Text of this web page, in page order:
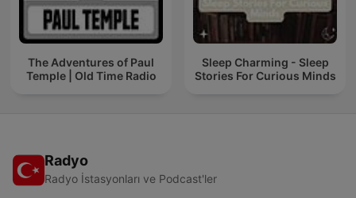
The Adventures of Paul
Temple | Old Time Radio
Sleep Charming - Sleep
Stories For Curious Minds
Radyo
Radyo İstasyonları ve Podcast'ler